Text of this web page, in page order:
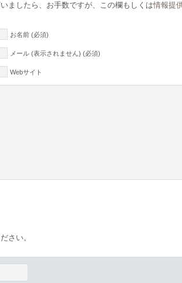
ましたら、お手数ですが、この欄もしくは情報提
お名前 (必須)
メール (表示されません) (必須)
Webサイト
さい。